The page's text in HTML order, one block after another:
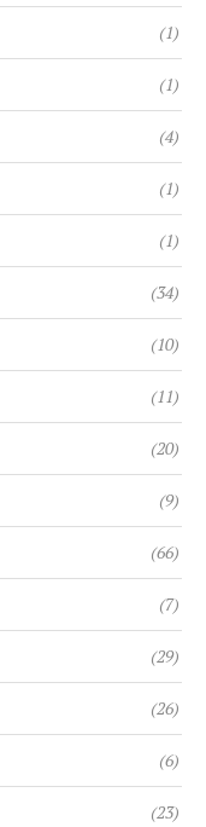
(1)
(1)
(4)
(1)
(1)
(34)
(10)
(11)
(20)
(9)
(66)
(7)
(29)
(26)
(6)
(23)